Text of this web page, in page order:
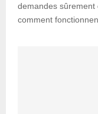
demandes sûrement
comment